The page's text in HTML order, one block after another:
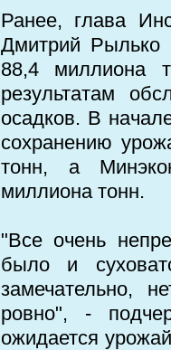
Ранее, глава
Дмитрий Рылько
88,4 миллиона
результатам
осадков. В
сохранению
тонн, а
миллиона тонн.
"Все очень
было и
замечательно,
ровно", -
ожидается